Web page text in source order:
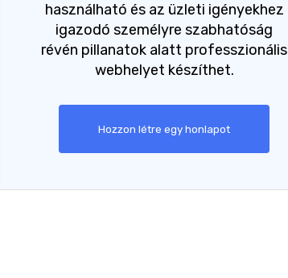
használható és az üzleti igényekhez
igazodó személyre szabhatóság
révén pillanatok alatt professzionális
webhelyet készíthet.
Hozzon létre egy honlapot